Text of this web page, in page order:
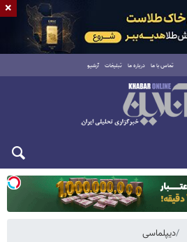
تماس با ما درباره ما تبلیغات آرشیو
دیپلماسی
×